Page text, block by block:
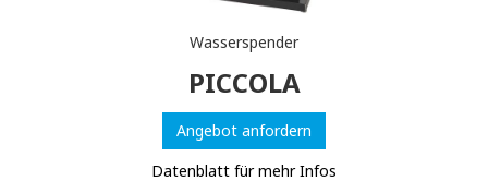
Wasserspender
PICCOLA
Angebot anfordern
Datenblatt für mehr Infos